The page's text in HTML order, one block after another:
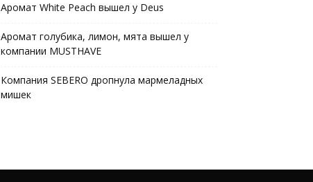
Аромат White Peach вышел у Deus
Аромат голубика, лимон, мята вышел у
компании MUSTHAVE
Компания SEBERO дропнула мармеладных
мишек